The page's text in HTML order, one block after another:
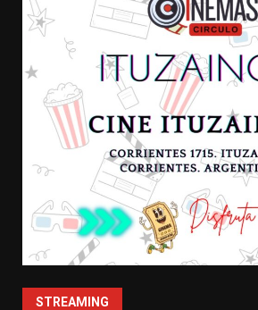
STREAMING